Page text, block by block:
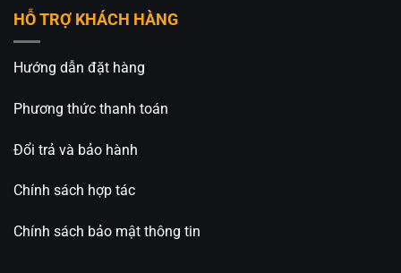
HỖ TRỢ KHÁCH HÀNG
Hướng dẫn đặt hàng
Phương thức thanh toán
Đổi trả và bảo hành
Chính sách hợp tác
Chính sách bảo mật thông tin